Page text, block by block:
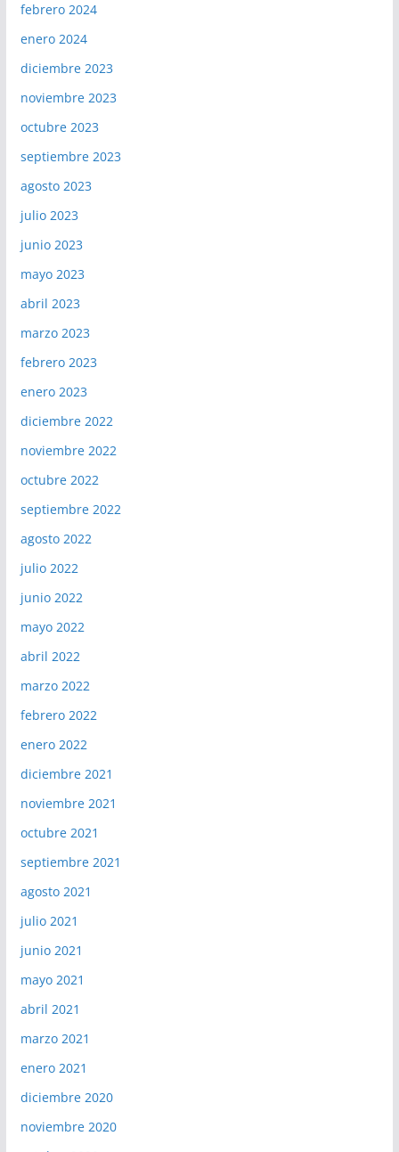
febrero 2024
enero 2024
diciembre 2023
noviembre 2023
octubre 2023
septiembre 2023
agosto 2023
julio 2023
junio 2023
mayo 2023
abril 2023
marzo 2023
febrero 2023
enero 2023
diciembre 2022
noviembre 2022
octubre 2022
septiembre 2022
agosto 2022
julio 2022
junio 2022
mayo 2022
abril 2022
marzo 2022
febrero 2022
enero 2022
diciembre 2021
noviembre 2021
octubre 2021
septiembre 2021
agosto 2021
julio 2021
junio 2021
mayo 2021
abril 2021
marzo 2021
enero 2021
diciembre 2020
noviembre 2020